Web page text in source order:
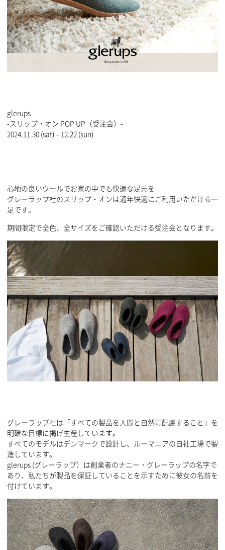
glerups
-スリップ・オン POP UP（受注会）-
2024.11.30 (sat) – 12.22 (sun)
心地の良いウールでお家の中でも快適な足元を
グレーラップ社のスリップ・オンは通年快適にご利用いただける一
足です。
期間限定で全色、全サイズをご確認いただける受注会となります。
グレーラップ社は「すべての製品を人間と自然に配慮すること」を
明確な目標に掲げ生産しています。
すべてのモデルはデンマークで設計し、ルーマニアの自社工場で製
造しています。
glerups (グレーラップ）は創業者のナニー・グレーラップの名字で
あり、私たちが製品を保証していることを示すために彼女の名前を
付けています。